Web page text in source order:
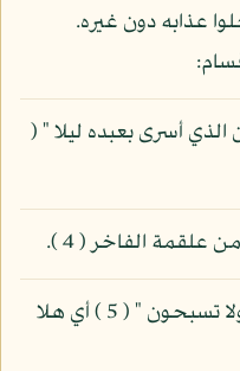
عذابه دون غيره.
أسرى بعبده ليلا " (
الفاخر ( 4 ).
والثاني: معنى الاستثناء كقوله " لولا تسبحون " ( 5 ) أي هلا